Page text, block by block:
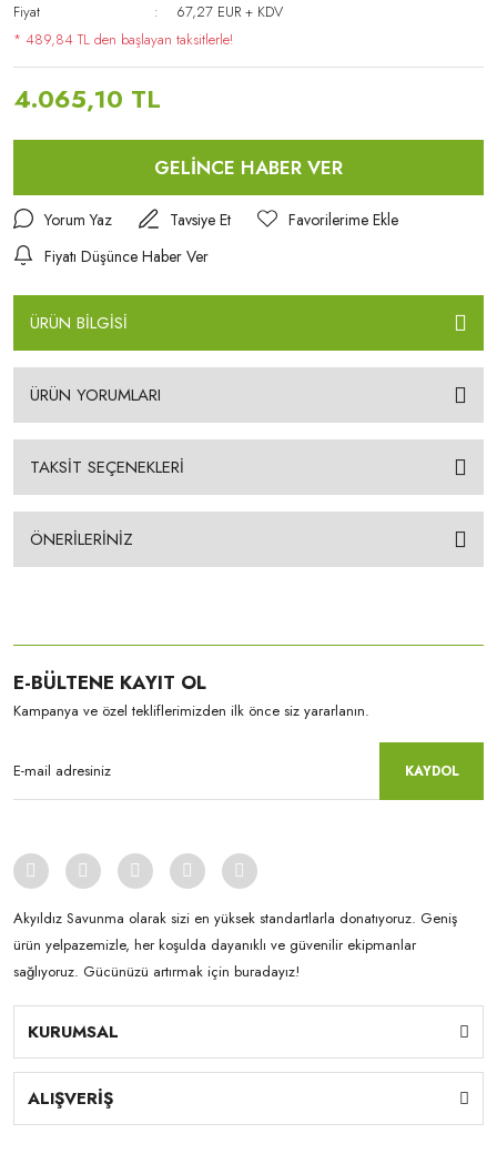
Fiyat
67,27 EUR + KDV
* 489,84 TL den başlayan taksitlerle!
4.065,10 TL
GELİNCE HABER VER
Yorum Yaz
Tavsiye Et
Fiyatı Düşünce Haber Ver
ÜRÜN BİLGİSİ
ÜRÜN YORUMLARI
TAKSİT SEÇENEKLERİ
ÖNERİLERİNİZ
E-BÜLTENE KAYIT OL
Kampanya ve özel tekliflerimizden ilk önce siz yararlanın.
KAYDOL
Akyıldız Savunma olarak sizi en yüksek standartlarla donatıyoruz. Geniş
ürün yelpazemizle, her koşulda dayanıklı ve güvenilir ekipmanlar
sağlıyoruz. Gücünüzü artırmak için buradayız!
KURUMSAL
ALIŞVERİŞ